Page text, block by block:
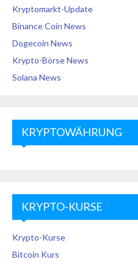
Kryptomarkt-Update
Binance Coin News
Dogecoin News
Krypto-Börse News
Solana News
KRYPTOWÄHRUNG
KRYPTO-KURSE
Krypto-Kurse
Bitcoin Kurs